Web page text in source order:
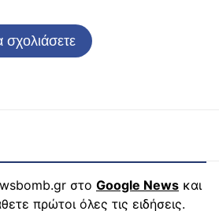
σχολιάσετε
στο Google News και
πρώτοι όλες τις ειδήσεις.